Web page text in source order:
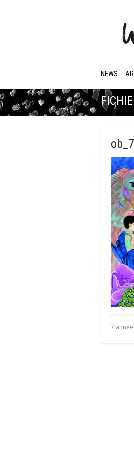
NEWS
7